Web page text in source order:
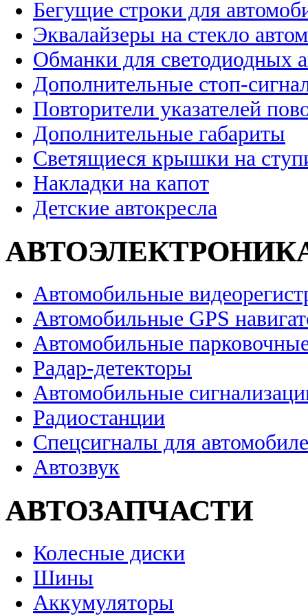
Бегущие строки для
Эквалайзеры на стекло
Обманки для светодиодных
Дополнительные стоп-
Повторители указателей
Дополнительные габариты
Светящиеся крышки на
Накладки на капот
Детские автокресла
Автомобильные
Автомобильные GPS
Автомобильные
Радар-детекторы
Автомобильные
Радиостанции
Спецсигналы для
Автозвук
АВТОЗАПЧАСТИ
Колесные диски
Шины
Аккумуляторы